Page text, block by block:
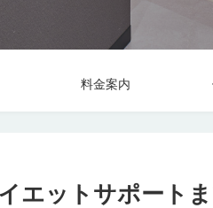
料金案内
エットサポート